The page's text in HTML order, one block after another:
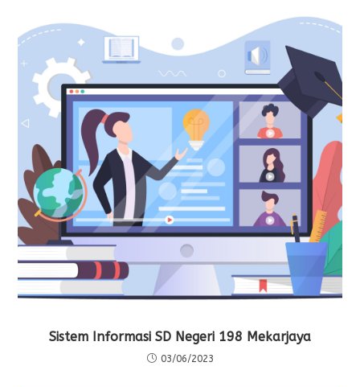
Sistem Informasi SD Negeri 198 Mekarjaya
03/06/2023